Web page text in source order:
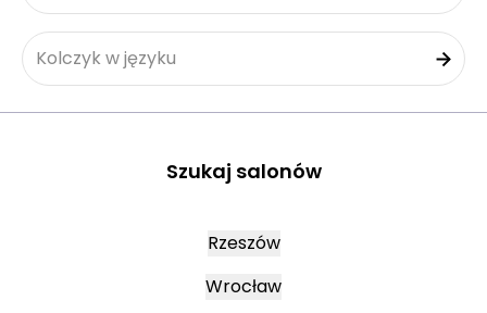
Kolczyk w języku
Szukaj salonów
Rzeszów
Wrocław